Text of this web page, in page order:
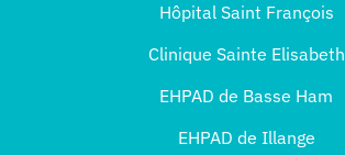
Hôpital Saint François
Clinique Sainte Elisabeth
EHPAD de Basse Ham
EHPAD de Illange